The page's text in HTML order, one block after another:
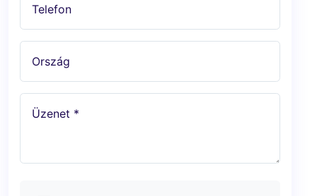
Telefon
Ország
Üzenet *